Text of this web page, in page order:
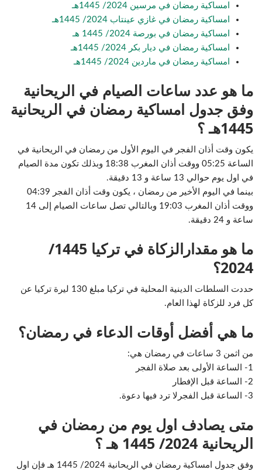
امساكية رمضان في مرسين 2024/ 1445هـ
امساكية رمضان في غازي عينتاب 2024/ 1445هـ
امساكية رمضان في بورصة 2024/ 1445 هـ
امساكية رمضان في ديار بكر 2024/ 1445هـ
امساكية رمضان في ماردين 2024/ 1445هـ
ما هو عدد ساعات الصيام في الريحانية
وفق جدول امساكية رمضان في الريحانية
1445هـ ؟
يكون وقت أذان الفجر في اليوم الأول من رمضان في الريحانية في
الساعة 05:25 ووقت أذان المغرب 18:38 وبذلك تكون مدة الصيام
في اول يوم حوالي 13 ساعة و 13 دقيقة.
بينما في اليوم الأخير من رمضان ، يكون وقت أذان الفجر 04:39
ووقت أذان المغرب 19:03 وبالتالي تصل ساعات الصيام إلى 14
ساعة و 24 دقيقة.
ما هو مقدارالزكاة في تركيا 1445/
2024؟
حددت السلطات الدينية المحلية في تركيا مبلغ 130 ليرة تركيا عن
كل فرد للزكاة لهذا العام.
ما هي أفضل أوقات الدعاء في رمضان؟
من اثمن 3 ساعات في رمضان هي:
1- الساعة الأولى بعد صلاة الفجر
2- الساعة قبل الإفطار
3- الساعة قبل الفجرلا ترد فيها دعوة.
متى يصادف اول يوم من رمضان في
الريحانية 2024/ 1445 هـ ؟
وفق جدول امساكية رمضان في الريحانية 2024/ 1445 هـ فإن اول